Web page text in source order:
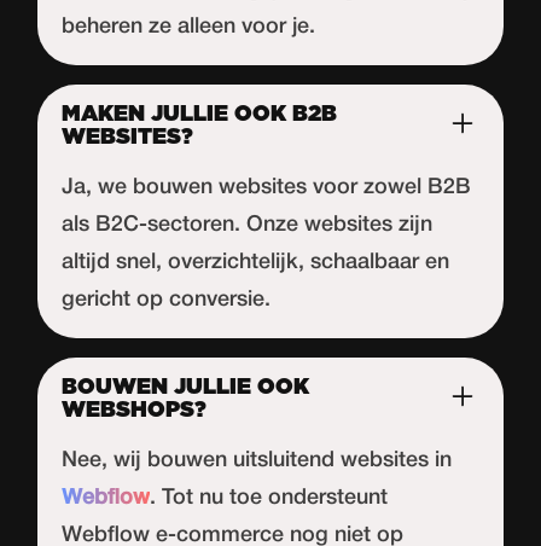
beheren ze alleen voor je.
MAKEN JULLIE OOK B2B
WEBSITES?
Ja, we bouwen websites voor zowel B2B
als B2C-sectoren. Onze websites zijn
altijd snel, overzichtelijk, schaalbaar en
gericht op conversie.
BOUWEN JULLIE OOK
WEBSHOPS?
Nee, wij bouwen uitsluitend websites in
Webflow. Tot nu toe ondersteunt
Webflow e-commerce nog niet op